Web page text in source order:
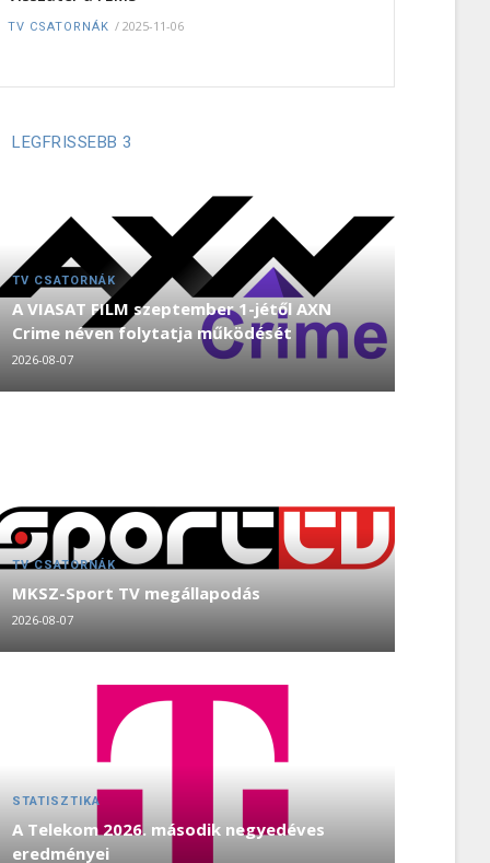
TV CSATORNÁK / 2025-11-06
LEGFRISSEBB 3
TV CSATORNÁK
A VIASAT FILM szeptember 1-jétől AXN
Crime néven folytatja működését
2026-08-07
TV CSATORNÁK
MKSZ-Sport TV megállapodás
2026-08-07
STATISZTIKA
A Telekom 2026. második negyedéves
eredményei